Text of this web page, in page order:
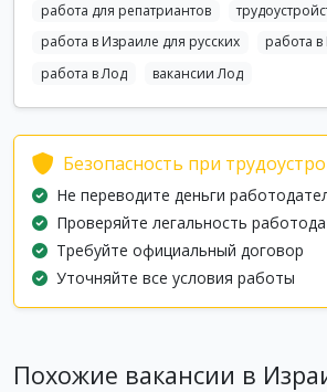
работа для репатриантов
работа в Израиле для русских
работа
работа в Лод
вакансии Лод
Безопасность при
Не переводите деньги
Проверяйте легальность
Требуйте официальный договор
Уточняйте все условия работы
Похожие вакансии в